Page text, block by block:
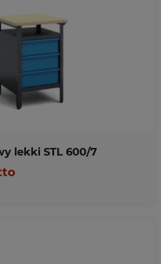
Ulubione
lekki STL 600/7